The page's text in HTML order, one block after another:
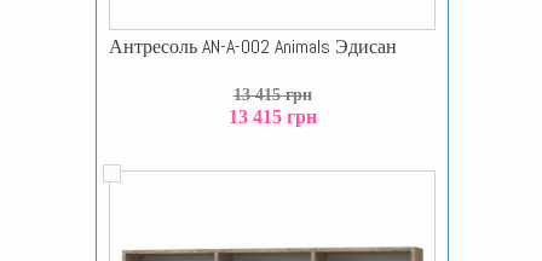
Антресоль AN-A-002 Animals Эдисан
13 415 грн
13 415 грн